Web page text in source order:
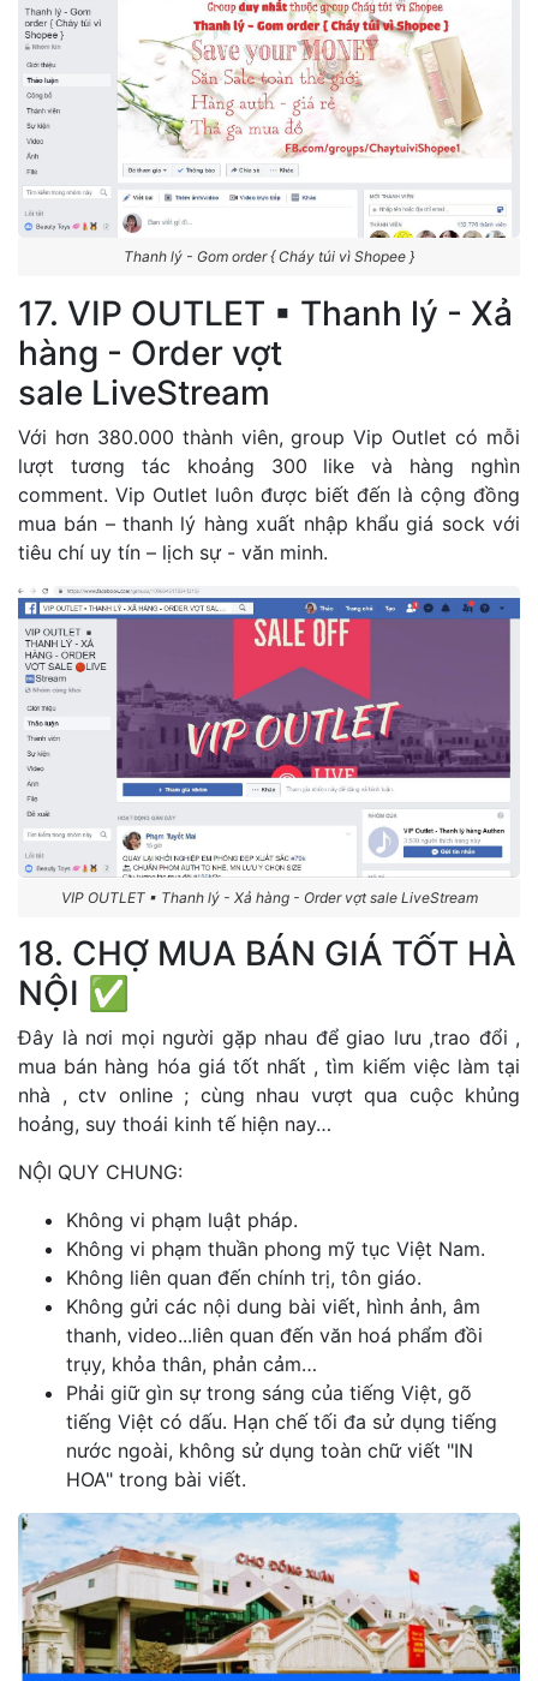
Thanh lý - Gom order { Cháy túi vì Shopee }
17. VIP OUTLET ▪ Thanh lý - Xả
hàng - Order vợt
sale LiveStream
Với hơn 380.000 thành viên, group Vip Outlet có mỗi
lượt tương tác khoảng 300 like và hàng nghìn
comment. Vip Outlet luôn được biết đến là cộng đồng
mua bán – thanh lý hàng xuất nhập khẩu giá sock với
tiêu chí uy tín – lịch sự - văn minh.
VIP OUTLET ▪ Thanh lý - Xả hàng - Order vợt sale LiveStream
18. CHỢ MUA BÁN GIÁ TỐT HÀ
NỘI ✅
Đây là nơi mọi người gặp nhau để giao lưu ,trao đổi ,
mua bán hàng hóa giá tốt nhất , tìm kiếm việc làm tại
nhà , ctv online ; cùng nhau vượt qua cuộc khủng
hoảng, suy thoái kinh tế hiện nay…
NỘI QUY CHUNG:
Không vi phạm luật pháp.
Không vi phạm thuần phong mỹ tục Việt Nam.
Không liên quan đến chính trị, tôn giáo.
Không gửi các nội dung bài viết, hình ảnh, âm
thanh, video...liên quan đến văn hoá phẩm đồi
trụy, khỏa thân, phản cảm…
Phải giữ gìn sự trong sáng của tiếng Việt, gõ
tiếng Việt có dấu. Hạn chế tối đa sử dụng tiếng
nước ngoài, không sử dụng toàn chữ viết "IN
HOA" trong bài viết.